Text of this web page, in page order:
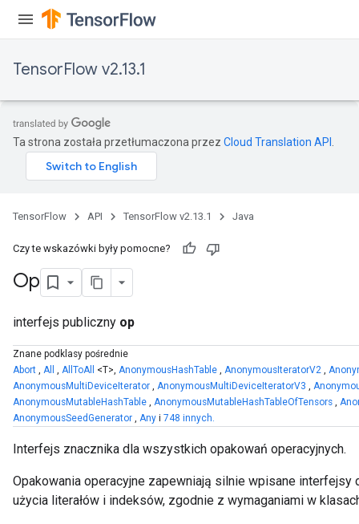
TensorFlow v2.13.1
Ta strona została przetłumaczona przez Cloud Translation API
TensorFlow API TensorFlow v2.13.1 Java
Czy te wskazówki były pomocne?
Op
interfejs publiczny op
Znane podklasy pośrednie
Abort , All , AllToAll <T>, AnonymousHashTable , AnonymousIteratorV2 ,
AnonymousMultiDeviceIterator , AnonymousMultiDeviceIteratorV3 ,
AnonymousMutableHashTable , AnonymousMutableHashTableOfTensors ,
AnonymousSeedGenerator , Any i 748 innych.
Interfejs znacznika dla wszystkich opakowań operacyjnych.
Opakowania operacyjne zapewniają silnie wpisane interfejsy
użycia literałów i indeksów, zgodnie z wymaganiami w